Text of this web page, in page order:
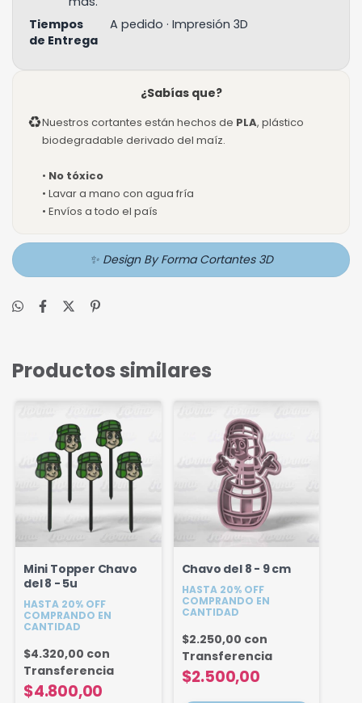
Tiempos
de Entrega
A pedido · Impresión 3D
¿Sabías que?
♻Nuestros cortantes están hechos de PLA, plástico
biodegradable derivado del maíz.
• No tóxico
• Lavar a mano con agua fría
• Envíos a todo el país
✨ Design By Forma Cortantes 3D
Productos similares
Mini Topper Chavo
del 8 - 5u
HASTA 20% OFF
COMPRANDO EN
CANTIDAD
$4.800,00
$4.320,00 con
Transferencia
Chavo del 8 - 9 cm
HASTA 20% OFF
COMPRANDO EN
CANTIDAD
$2.500,00
$2.250,00 con
Transferencia